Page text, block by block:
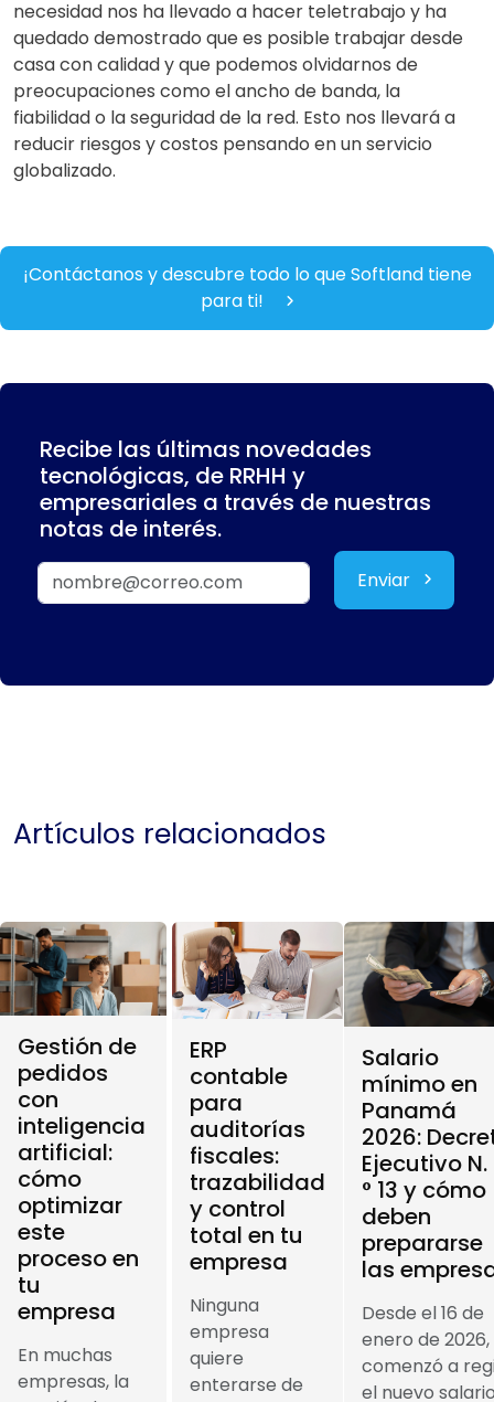
necesidad nos ha llevado a hacer teletrabajo y ha
quedado demostrado que es posible trabajar desde
casa con calidad y que podemos olvidarnos de
preocupaciones como el ancho de banda, la
fiabilidad o la seguridad de la red. Esto nos llevará a
reducir riesgos y costos pensando en un servicio
globalizado.
¡Contáctanos y descubre todo lo que Softland tiene
para ti!
Recibe las últimas novedades
tecnológicas, de RRHH y
empresariales a través de nuestras
notas de interés.
Enviar
Artículos relacionados
Gestión de
pedidos
con
inteligencia
artificial:
cómo
optimizar
este
proceso en
tu
empresa
En muchas
empresas, la
ERP
contable
para
auditorías
fiscales:
trazabilidad
y control
total en tu
empresa
Ninguna
empresa
quiere
enterarse de
Salario
mínimo en
Panamá
2026:
Ejecutivo N.
° 13 y cómo
deben
prepararse
las
Desde el 16 de
enero de 2026,
comenzó a
el nuevo